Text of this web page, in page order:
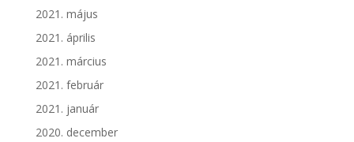
2021. május
2021. április
2021. március
2021. február
2021. január
2020. december